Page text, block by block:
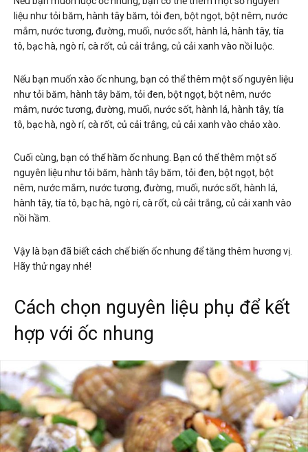
liệu như tỏi băm, hành tây băm, tỏi đen, bột ngọt, bột nêm, nước
mắm, nước tương, đường, muối, nước sốt, hành lá, hành tây, tía
tô, bạc hà, ngò rí, cà rốt, củ cải trắng, củ cải xanh vào nồi luộc.
Nếu bạn muốn xào ốc nhung, bạn có thể thêm một số nguyên liệu
như tỏi băm, hành tây băm, tỏi đen, bột ngọt, bột nêm, nước
mắm, nước tương, đường, muối, nước sốt, hành lá, hành tây, tía
tô, bạc hà, ngò rí, cà rốt, củ cải trắng, củ cải xanh vào chảo xào.
Cuối cùng, bạn có thể hầm ốc nhung. Bạn có thể thêm một số
nguyên liệu như tỏi băm, hành tây băm, tỏi đen, bột ngọt, bột
nêm, nước mắm, nước tương, đường, muối, nước sốt, hành lá,
hành tây, tía tô, bạc hà, ngò rí, cà rốt, củ cải trắng, củ cải xanh vào
nồi hầm.
Vậy là bạn đã biết cách chế biến ốc nhung để tăng thêm hương vị.
Hãy thử ngay nhé!
Cách chọn nguyên liệu phụ để kết
hợp với ốc nhung